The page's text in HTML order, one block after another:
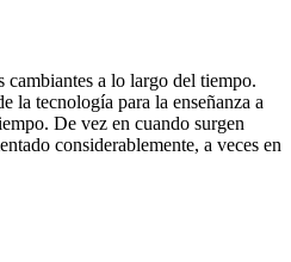
cambiantes a lo largo del tiempo.
la tecnología para la enseñanza a
De vez en cuando surgen
considerablemente, a veces en